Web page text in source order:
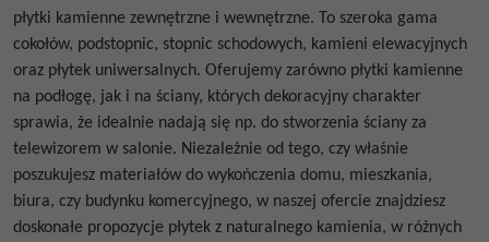
płytki kamienne zewnętrzne i wewnętrzne. To szeroka gama
cokołów, podstopnic, stopnic schodowych, kamieni elewacyjnych
oraz płytek uniwersalnych. Oferujemy zarówno płytki kamienne
na podłogę, jak i na ściany, których dekoracyjny charakter
sprawia, że idealnie nadają się np. do stworzenia ściany za
telewizorem w salonie. Niezależnie od tego, czy właśnie
poszukujesz materiałów do wykończenia domu, mieszkania,
biura, czy budynku komercyjnego, w naszej ofercie znajdziesz
doskonałe propozycje płytek z naturalnego kamienia, w różnych